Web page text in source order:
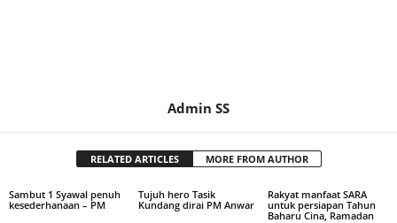
Admin SS
RELATED ARTICLES MORE FROM AUTHOR
Sambut 1 Syawal penuh
kesederhanaan – PM
Tujuh hero Tasik
Kundang dirai PM Anwar
Rakyat manfaat SARA
untuk persiapan Tahun
Baharu Cina, Ramadan